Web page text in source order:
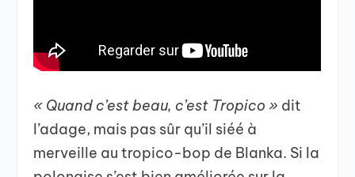
« Quand c’est beau, c’est Tropico » dit
l’adage, mais pas sûr qu’il siéé à
merveille au tropico-bop de Blanka. Si la